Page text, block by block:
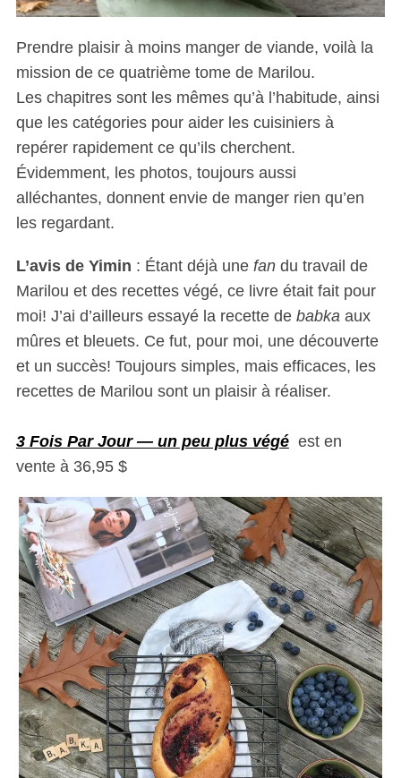
Prendre plaisir à moins manger de viande, voilà la
mission de ce quatrième tome de Marilou.
Les chapitres sont les mêmes qu’à l’habitude, ainsi
que les catégories pour aider les cuisiniers à
repérer rapidement ce qu’ils cherchent.
Évidemment, les photos, toujours aussi
alléchantes, donnent envie de manger rien qu’en
les regardant.
L’avis de Yimin : Étant déjà une fandu travail de
Marilou et des recettes végé, ce livre était fait pour
moi! J’ai d’ailleurs essayé la recette de babka aux
mûres et bleuets. Ce fut, pour moi, une découverte
et un succès! Toujours simples, mais efficaces, les
recettes de Marilou sont un plaisir à réaliser.
3 Fois Par Jour — un peu plus végéest en
vente à 36,95 $